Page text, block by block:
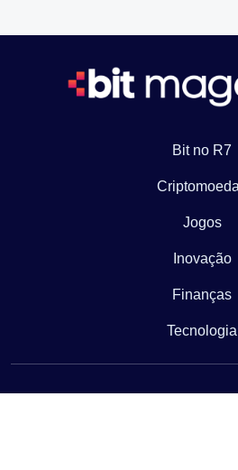
Bit no R7
Jogos
Inovação
Finanças
Tecnologia